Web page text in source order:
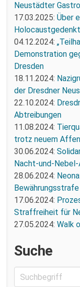
Neustädter Gastro
17.03.2025: Über
04.12.2024:
Demonstration
Dresden
18.11.2024:
der Dresdner
22.10.2024:
Abtreibungen
11.08.2024:
trotz neuem
30.06.2024:
Nacht-und-
28.06.2024:
17.06.2024:
Straffreiheit für
27.05.2024: Walk
Suche